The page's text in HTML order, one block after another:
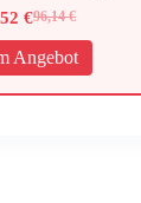
96,14€
Ursprünglicher
Preis
war:
96,14 €
€
Aktueller
Preis
ist:
86,52 €.
Angebot